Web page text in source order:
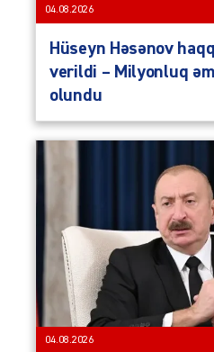
04.08.2026
Hüseyn Həsənov
verildi – Milyonluq
olundu
04.08.2026